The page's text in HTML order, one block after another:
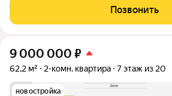
улицы (в честь Тукая) придает району
исторический контекст
Позвонить
9 000 000 ₽
62,2 м² 2-комн. квартира 7 этаж из 20
новостройка